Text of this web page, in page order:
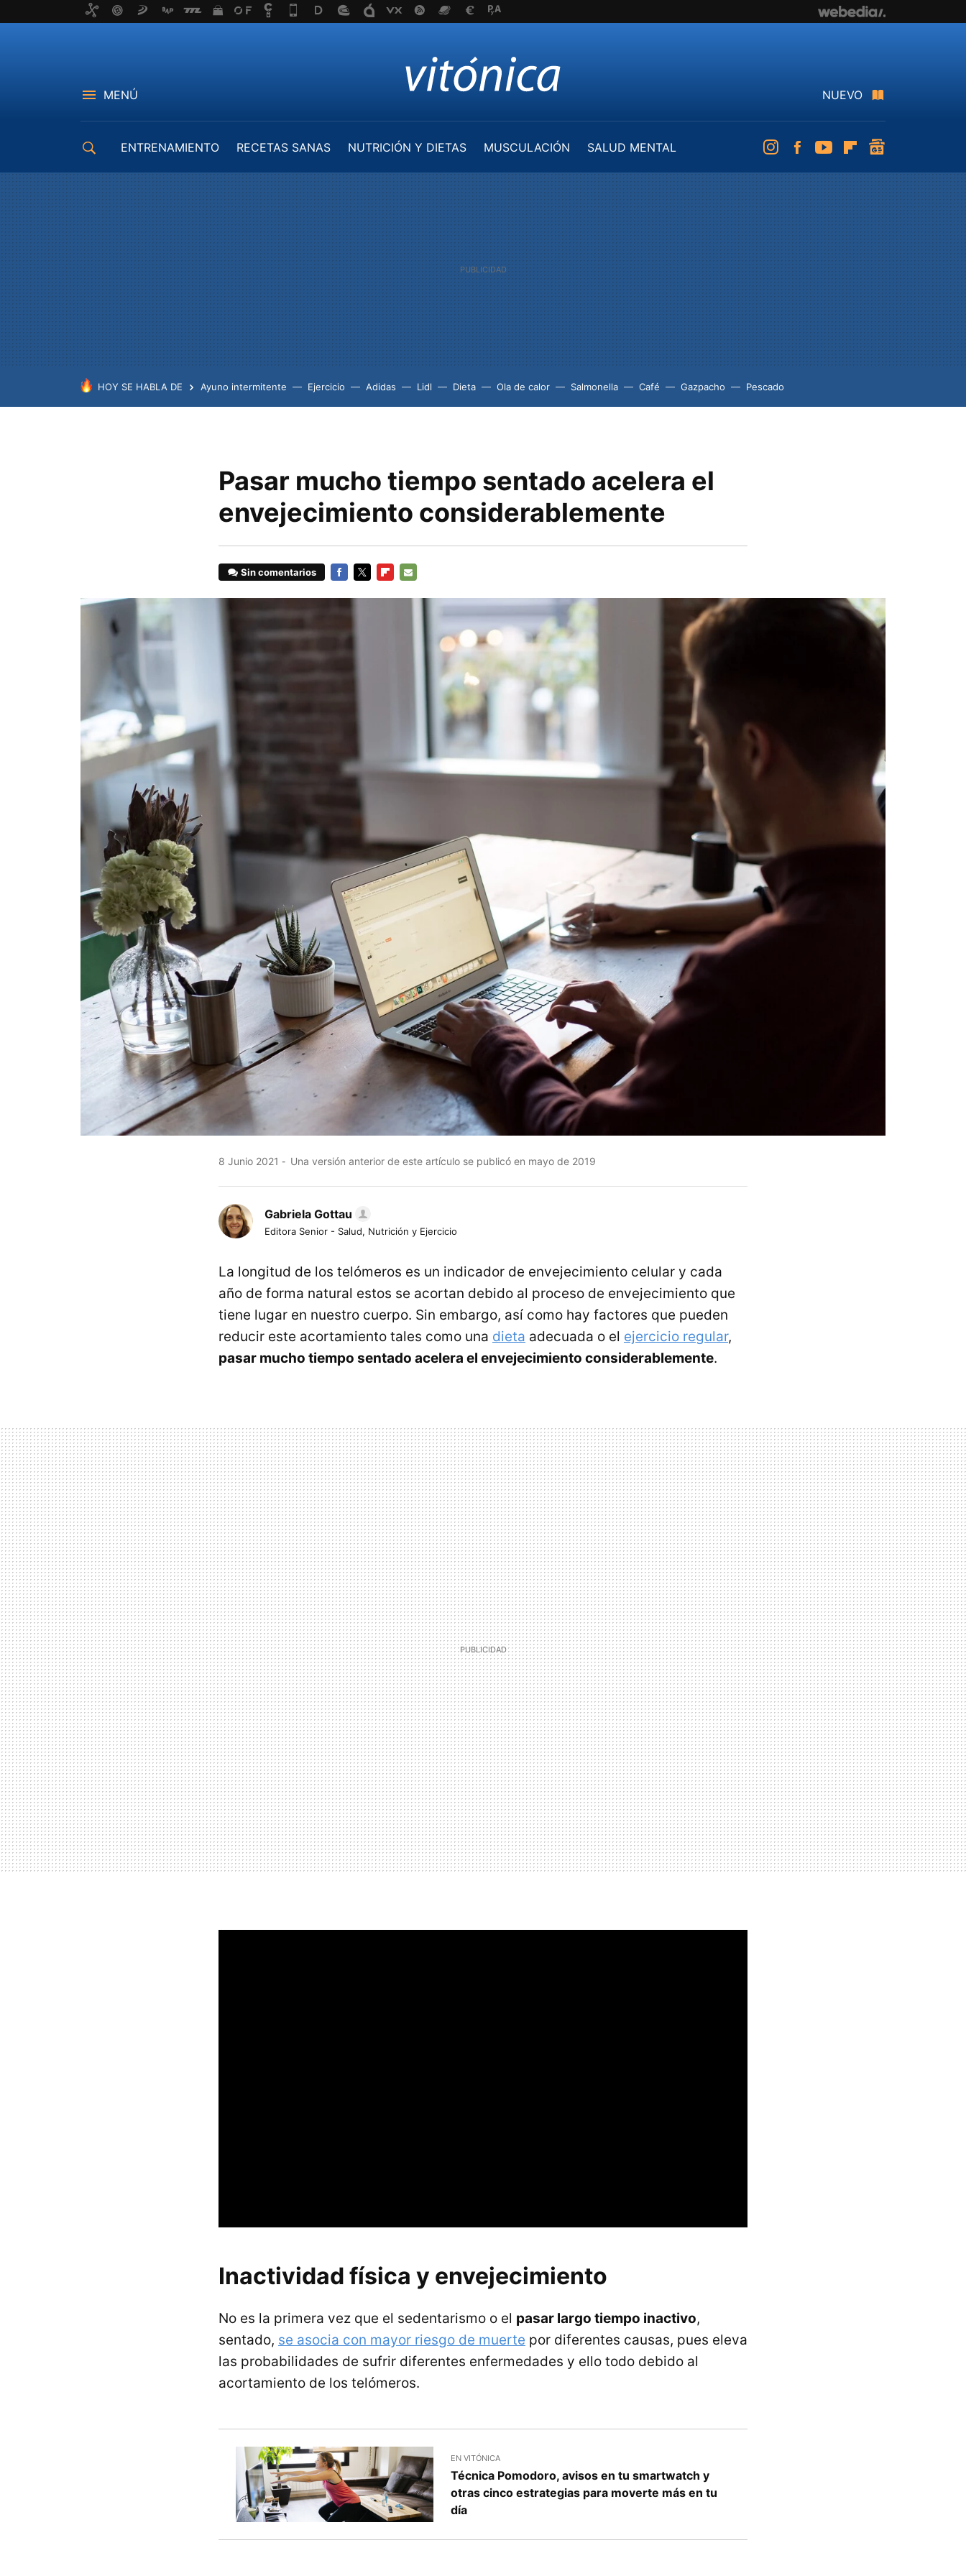
MENÚ NUEVO
ENTRENAMIENTO RECETAS SANAS NUTRICIÓN Y DIETAS MUSCULACIÓN
SALUD MENTAL
InstagramFacebookYoutubeFlipboard
HOY SE HABLA DE Ayuno intermitente Ejercicio Adidas Lidl Dieta Ola de calor Salmonella Café Gazpacho Pescado
Pasar mucho tiempo sentado acelera el
envejecimiento considerablemente
Sin comentarios
8 Junio 2021 Una versión anterior de este artículo se publicó en mayo de 2019
Gabriela Gottau
Editora Senior - Salud, Nutrición y Ejercicio
La longitud de los telómeros es un indicador de envejecimiento celular y cada
año de forma natural estos se acortan debido al proceso de envejecimiento que
tiene lugar en nuestro cuerpo. Sin embargo, así como hay factores que pueden
reducir este acortamiento tales como una dieta adecuada o el ejercicio regular,
pasar mucho tiempo sentado acelera el envejecimiento considerablemente.
Inactividad física y envejecimiento
No es la primera vez que el sedentarismo o el pasar largo tiempo inactivo,
sentado, se asocia con mayor riesgo de muerte por diferentes causas, pues eleva
las probabilidades de sufrir diferentes enfermedades y ello todo debido al
acortamiento de los telómeros.
EN VITÓNICA
Técnica Pomodoro, avisos en tu smartwatch y
otras cinco estrategias para moverte más en tu
día